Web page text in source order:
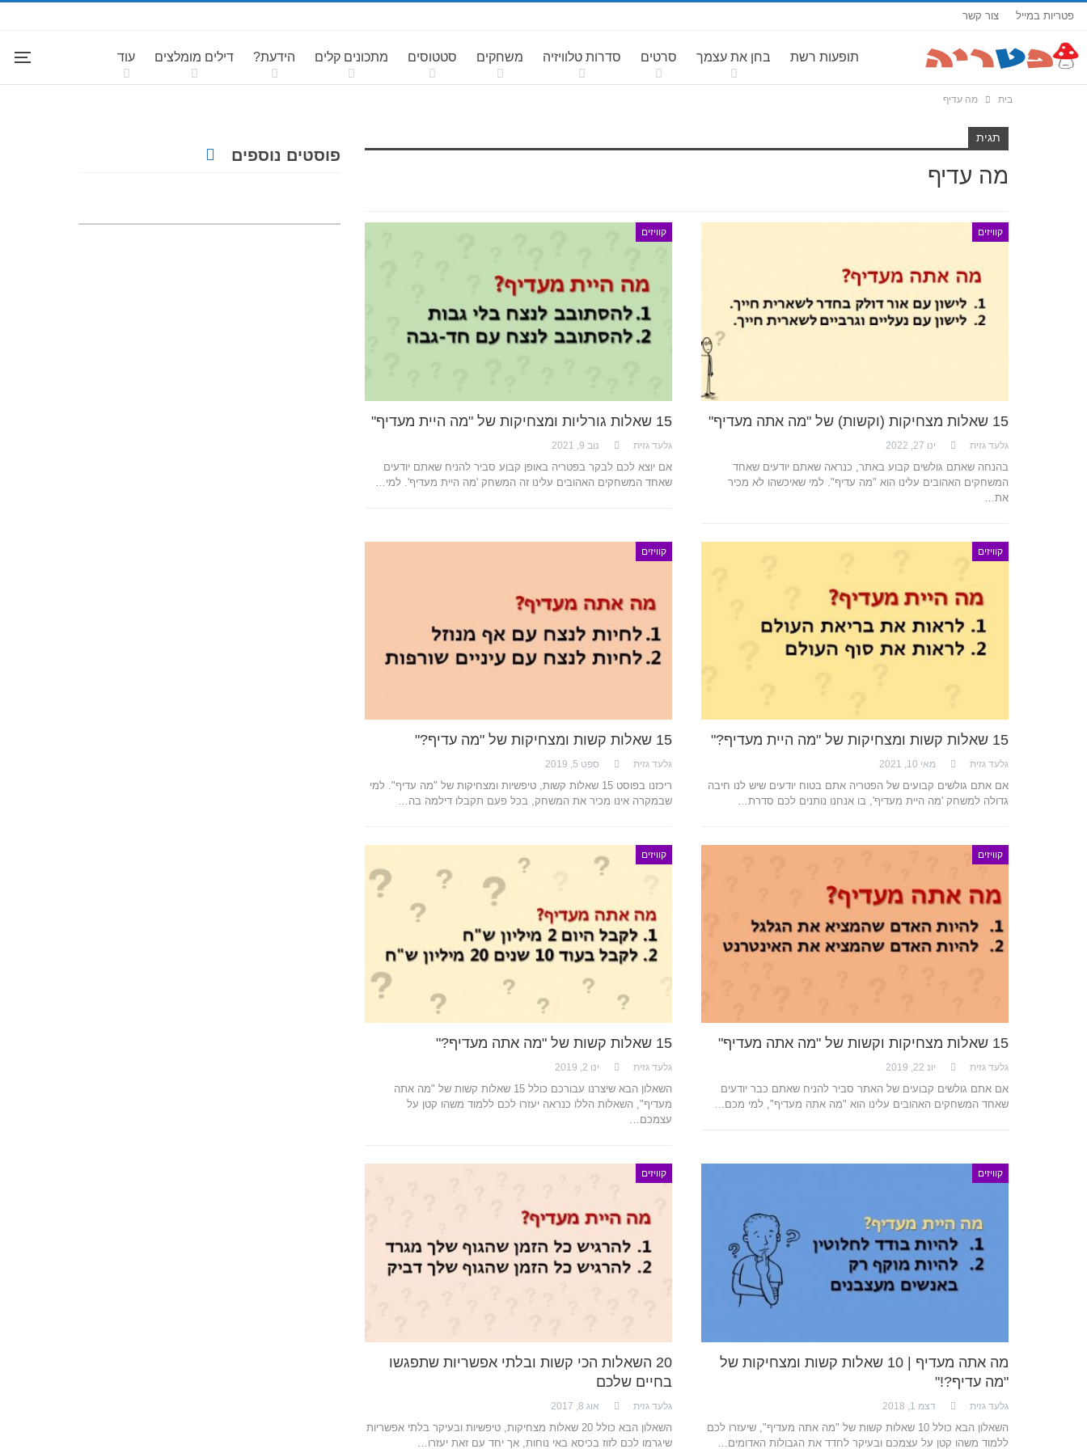
פטריות במייל צור קשר
תופעות רשת בחן את עצמך סרטים סדרות טלוויזיה משחקים סטטוסים מתכונים קלים הידעת? דילים מומלצים עוד
בית מה עדיף
תגית
מה עדיף
קוויזים
15 שאלות מצחיקות (וקשות) של "מה אתה מעדיף"
גלעד גזית ינו 27, 2022
בהנחה שאתם גולשים קבוע באתר, כנראה שאתם יודעים שאחד
המשחקים האהובים עלינו הוא "מה עדיף". למי שאיכשהו לא מכיר
את…
קוויזים
15 שאלות גורליות ומצחיקות של "מה היית מעדיף"
גלעד גזית נוב 9, 2021
אם יוצא לכם לבקר בפטריה באופן קבוע סביר להניח שאתם יודעים
שאחד המשחקים האהובים עלינו זה המשחק 'מה היית מעדיף'. למי…
קוויזים
15 שאלות קשות ומצחיקות של "מה היית מעדיף?"
גלעד גזית מאי 10, 2021
אם אתם גולשים קבועים של הפטריה אתם בטוח יודעים שיש לנו חיבה
גדולה למשחק 'מה היית מעדיף', בו אנחנו נותנים לכם סדרת…
קוויזים
15 שאלות קשות ומצחיקות של "מה עדיף?"
גלעד גזית ספט 5, 2019
ריכזנו בפוסט 15 שאלות קשות, טיפשיות ומצחיקות של "מה עדיף". למי
שבמקרה אינו מכיר את המשחק, בכל פעם תקבלו דילמה בה…
קוויזים
15 שאלות מצחיקות וקשות של "מה אתה מעדיף"
גלעד גזית יונ 22, 2019
אם אתם גולשים קבועים של האתר סביר להניח שאתם כבר יודעים
שאחד המשחקים האהובים עלינו הוא "מה אתה מעדיף", למי מכם…
קוויזים
15 שאלות קשות של "מה אתה מעדיף?"
גלעד גזית ינו 2, 2019
השאלון הבא שיצרנו עבורכם כולל 15 שאלות קשות של "מה אתה
מעדיף", השאלות הללו כנראה יעזרו לכם ללמוד משהו קטן על
עצמכם…
קוויזים
מה אתה מעדיף | 10 שאלות קשות ומצחיקות של
"מה עדיף?!"
גלעד גזית דצמ 1, 2018
השאלון הבא כולל 10 שאלות קשות של "מה אתה מעדיף", שיעזרו לכם
ללמוד משהו קטן על עצמכם ובעיקר לחדד את הגבולות האדומים…
קוויזים
20 השאלות הכי קשות ובלתי אפשריות שתפגשו
בחיים שלכם
גלעד גזית אוג 8, 2017
השאלון הבא כולל 20 שאלות מצחיקות, טיפשיות ובעיקר בלתי אפשריות
שיגרמו לכם לזוז בכיסא באי נוחות, אך יחד עם זאת יעזרו…
פוסטים נוספים